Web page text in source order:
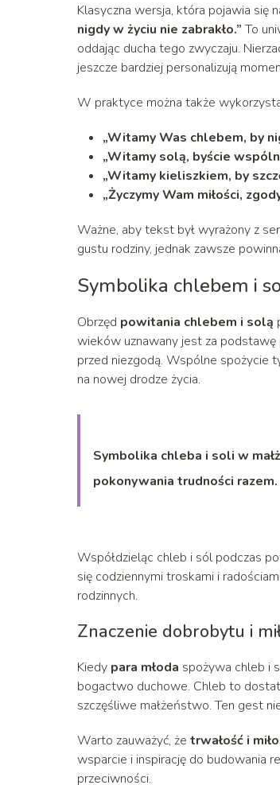
Klasyczna wersja, która pojawia się
nigdy w życiu nie zabrakło.”To
oddając ducha tego zwyczaju.
jeszcze bardziej personalizują
W praktyce można także
„Witamy Was chlebem, by
„Witamy solą, byście
„Witamy kieliszkiem, by
„Życzymy Wam miłości,
Ważne, aby tekst był wyrażony z
gustu rodziny, jednak zawsze
Symbolika chlebem i
Obrzęd powitania chlebem i solą
wieków uznawany jest za podstawę
przed niezgodą. Wspólne spożycie
na nowej drodze życia.
Symbolika chleba i soli w
pokonywania trudności razem.
Współdzieląc chleb i sól podczas
się codziennymi troskami i
rodzinnych.
Znaczenie dobrobytu i
Kiedy para młoda spożywa chleb i
bogactwo duchowe. Chleb to
szczęśliwe małżeństwo. Ten gest
Warto zauważyć, że trwałość i
wsparcie i inspirację do budowania
przeciwności.